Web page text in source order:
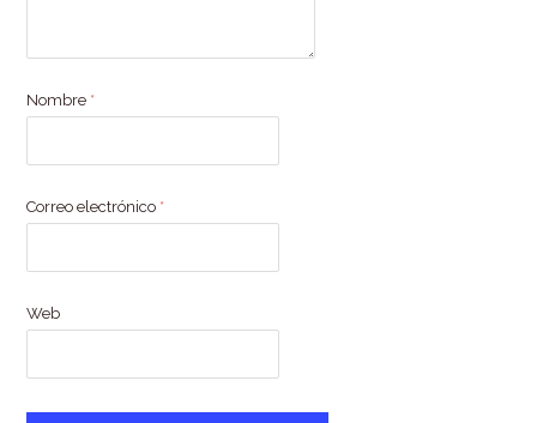
Nombre *
Correo electrónico *
Web